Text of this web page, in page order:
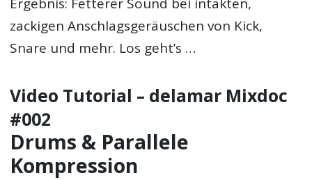
Ergebnis: Fetterer Sound bei intakten,
zackigen Anschlagsgeräuschen von Kick,
Snare und mehr. Los geht’s …
Video Tutorial – delamar Mixdoc
#002
Drums & Parallele
Kompression